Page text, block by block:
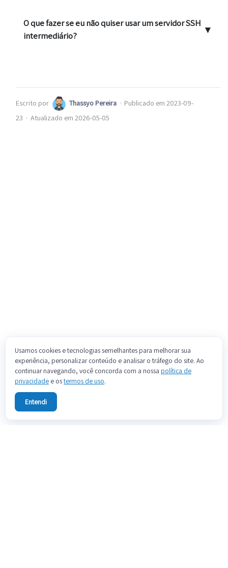
O que fazer se eu não quiser usar um servidor SSH
intermediário?
▼
Escrito por Thassyo Pereira · Publicado em 2023-09-
23 · Atualizado em 2026-05-05
Usamos cookies e tecnologias semelhantes para melhorar sua
experiência, personalizar conteúdo e analisar o tráfego do site. Ao
continuar navegando, você concorda com a nossa política de
privacidade e ostermos de uso.
Entendi